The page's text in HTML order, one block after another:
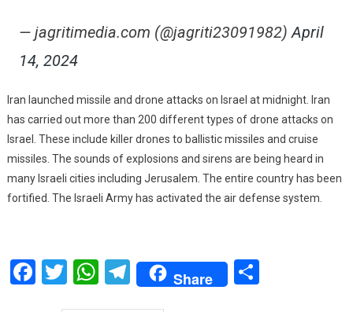
— jagritimedia.com (@jagriti23091982)April
14, 2024
Iran launched missile and drone attacks on Israel at midnight. Iran
has carried out more than 200 different types of drone attacks on
Israel. These include killer drones to ballistic missiles and cruise
missiles. The sounds of explosions and sirens are being heard in
many Israeli cities including Jerusalem. The entire country has been
fortified. The Israeli Army has activated the air defense system.
Facebook
Twitter
WhatsApp
Telegram
Share Share